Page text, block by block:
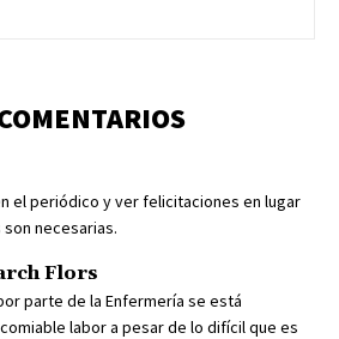
el periódico y ver felicitaciones en lugar
necesarias.
Flors
parte de la Enfermería se está
labor a pesar de lo difícil que es